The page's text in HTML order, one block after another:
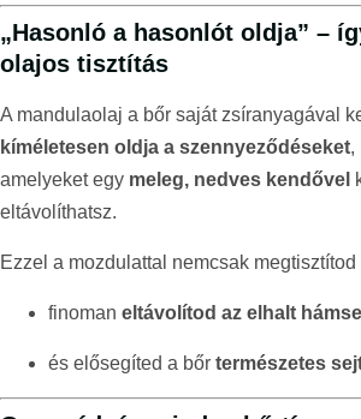
„Hasonló a hasonlót oldja” –
olajos tisztítás
A mandulaolaj a bőr saját zsíranyagával
kíméletesen oldja a szennyeződéseket,
amelyeket egy meleg, nedves kendővel
eltávolíthatsz.
Ezzel a mozdulattal nemcsak
finoman eltávolítod az elhalt
és elősegíted a bőr természetes